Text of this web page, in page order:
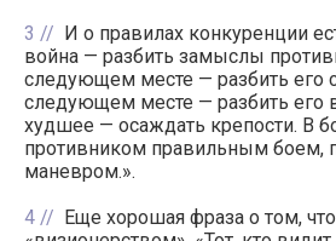
3
И о правилах конкуренции
война — разбить замыслы
следующем месте — разбить его
следующем месте — разбить его
худшее — осаждать крепости. В
противником правильным боем,
маневром.».
4
Еще хорошая фраза о том,